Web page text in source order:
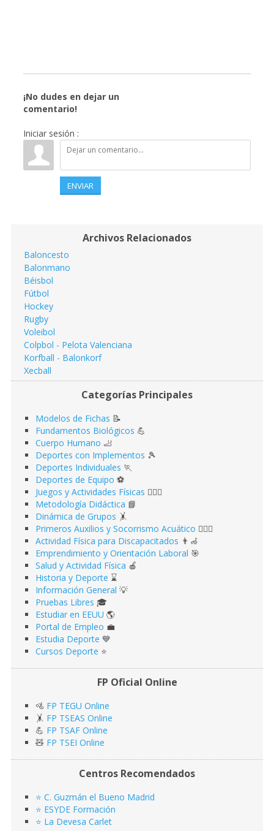
¡No dudes en dejar un
comentario!
Iniciar sesión :
ENVIAR
Archivos Relacionados
Baloncesto
Balonmano
Béisbol
Fútbol
Hockey
Rugby
Voleibol
Colpbol - Pelota Valenciana
Korfball - Balonkorf
Xecball
Categorías Principales
Modelos de Fichas 📝
Fundamentos Biológicos 💪
Cuerpo Humano 🦶
Deportes con Implementos 🎾
Deportes Individuales 🏃
Deportes de Equipo ⚽️
Juegos y Actividades Físicas 🤹🏻‍♂️
Metodología Didáctica 📘
Dinámica de Grupos 🤸
Primeros Auxilios y Socorrismo Acuático 🏊🏻‍♂️
Actividad Física para Discapacitados 👨‍🦽
Emprendimiento y Orientación Laboral 🎯
Salud y Actividad Física 🍎
Historia y Deporte ⌛️
Información General 💡
Pruebas Libres 🎓
Estudiar en EEUU 🌎​
Portal de Empleo 💼
Estudia Deporte 💙
Cursos Deporte ⭐️
FP Oficial Online
🚵 FP TEGU Online
🤸 FP TSEAS Online
💪 FP TSAF Online
🧸 FP TSEI Online
Centros Recomendados
⭐️ C. Guzmán el Bueno Madrid
⭐️ ESYDE Formación
⭐️ La Devesa Carlet